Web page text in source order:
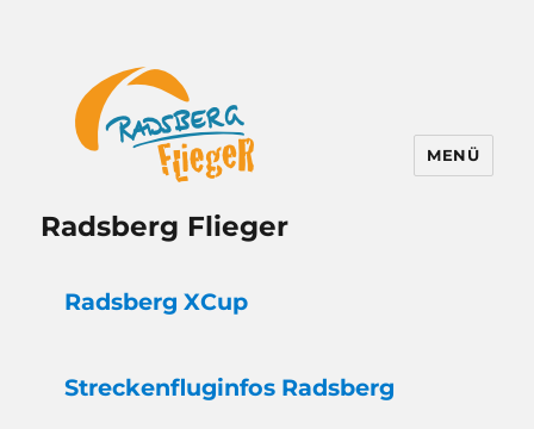
Radsberg Flieger
MENÜ
Radsberg XCup
Streckenfluginfos Radsberg